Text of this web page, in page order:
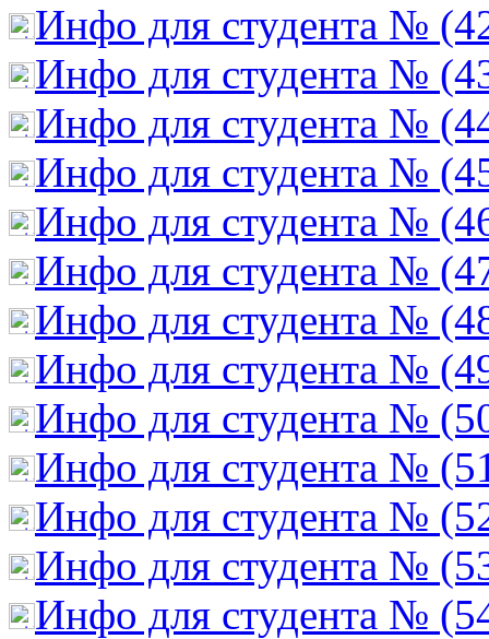
Инфо для студента №
Инфо для студента №
Инфо для студента №
Инфо для студента №
Инфо для студента №
Инфо для студента №
Инфо для студента №
Инфо для студента №
Инфо для студента №
Инфо для студента №
Инфо для студента №
Инфо для студента №
Инфо для студента №